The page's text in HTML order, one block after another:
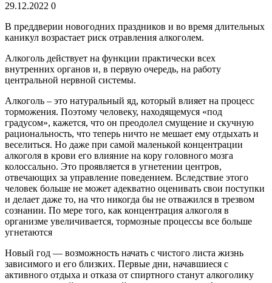
29.12.2022 0
В преддверии новогодних праздников и во время длительных
каникул возрастает риск отравления алкоголем.
Алкоголь действует на функции практически всех
внутренних органов и, в первую очередь, на работу
центральной нервной системы.
Алкоголь – это натуральный яд, который влияет на процесс
торможения. Поэтому человеку, находящемуся «под
градусом», кажется, что он преодолел смущение и скучную
рациональность, что теперь ничто не мешает ему отдыхать и
веселиться. Но даже при самой маленькой концентрации
алкоголя в крови его влияние на кору головного мозга
колоссально. Это проявляется в угнетении центров,
отвечающих за управление поведением. Вследствие этого
человек больше не может адекватно оценивать свои поступки
и делает даже то, на что никогда бы не отважился в трезвом
сознании. По мере того, как концентрация алкоголя в
организме увеличивается, тормозные процессы все больше
угнетаются
Новый год — возможность начать с чистого листа жизнь
зависимого и его близких. Первые дни, начавшиеся с
активного отдыха и отказа от спиртного станут алкоголику